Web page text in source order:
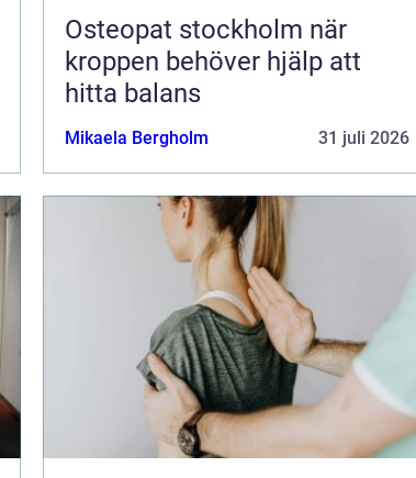
Osteopat stockholm när
kroppen behöver hjälp att
hitta balans
Mikaela Bergholm 31 juli 2026